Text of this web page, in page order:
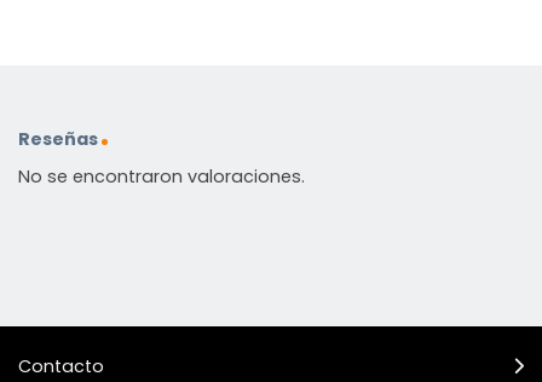
Reseñas
No se encontraron valoraciones.
Contacto